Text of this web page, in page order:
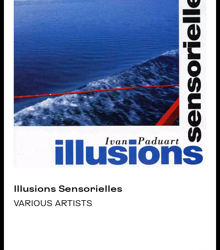
Illusions Sensorielles
VARIOUS ARTISTS